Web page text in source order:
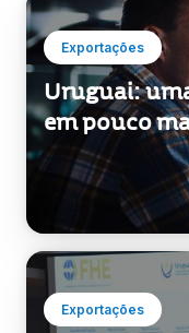
Exportações
Uruguai:
em pouco
Exportações